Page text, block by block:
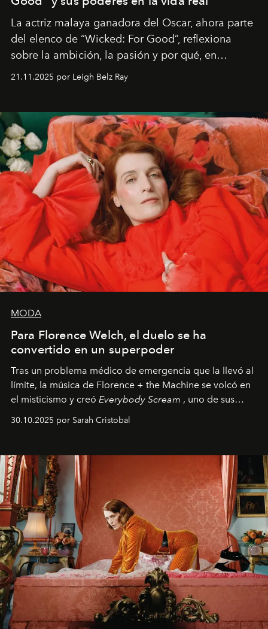
La actriz malaya ganadora del Oscar, ahora parte
del elenco de “Wicked: For Good”, reflexiona
sobre la ambición, la pasión y por qué, en
ocasiones, la introspección puede esperar. “Es
importa si no lo entienden’”, confiesa.
21.11.2025 por Leigh Belz Ray
MODA
Para Florence Welch, el duelo se ha
convertido en un superpoder
Tras un problema médico de emergencia que la llevó al
límite, la música de Florence + the Machine se volcó en
el misticismo y creó Everybody Scream , uno de sus
álbumes más profundos hasta la fecha.
30.10.2025 por Sarah Cristobal